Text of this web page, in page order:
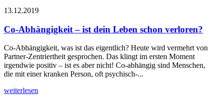
13.12.2019
Co-Abhängigkeit – ist dein Leben schon verloren?
Co-Abhängigkeit, was ist das eigentlich? Heute wird vermehrt von
Partner-Zentriertheit gesprochen. Das klingt im ersten Moment
irgendwie positiv – ist es aber nicht! Co-abhängig sind Menschen,
die mit einer kranken Person, oft psychisch-...
weiterlesen